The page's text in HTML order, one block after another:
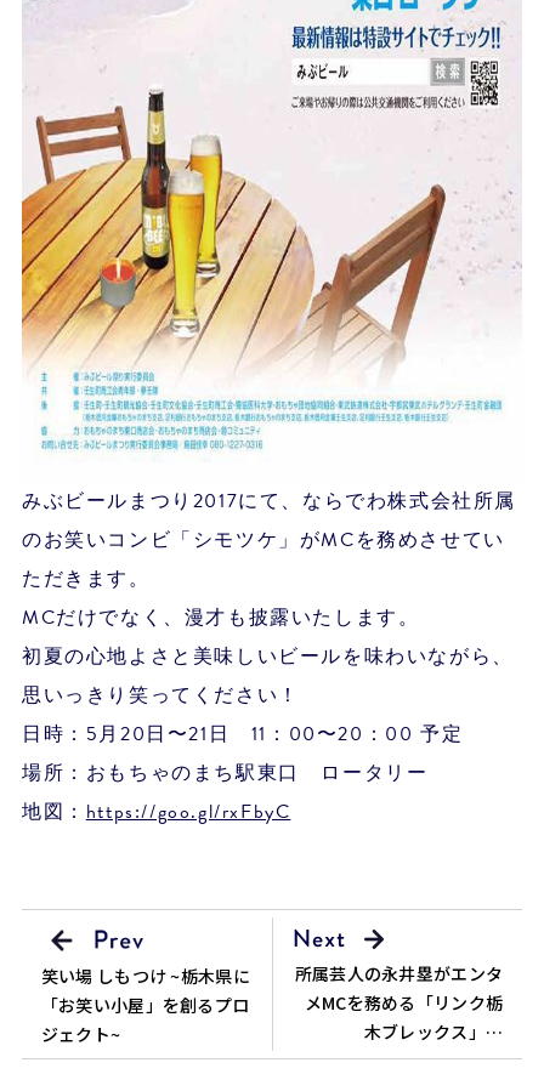
みぶビールまつり2017にて、ならでわ株式会社所属
のお笑いコンビ「シモツケ」がMCを務めさせてい
ただきます。
MCだけでなく、漫才も披露いたします。
初夏の心地よさと美味しいビールを味わいながら、
思いっきり笑ってください！
日時：5月20日〜21日 11：00〜20：00 予定
場所：おもちゃのまち駅東口 ロータリー
地図：https://goo.gl/rxFbyC
笑い場 しもつけ ~栃木県に
「お笑い小屋」を創るプロ
ジェクト~
所属芸人の永井塁がエンタ
メMCを務める「リンク栃
木ブレックス」が
B.LEAGE初代王者に輝きま